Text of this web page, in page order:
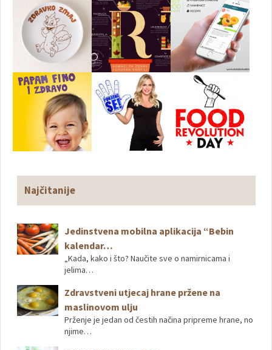
Najčitanije
Jedinstvena mobilna aplikacija “Bebin
kalendar…
„Kada, kako i što? Naučite sve o namirnicama i
jelima…
Zdravstveni utjecaj hrane pržene na
maslinovom ulju
Prženje je jedan od čestih načina pripreme hrane, no
njime…